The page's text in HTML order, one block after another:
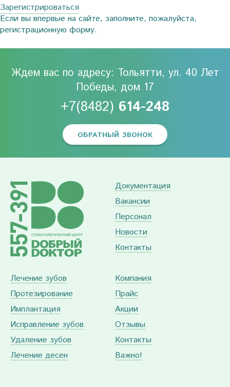
Зарегистрироваться
Если вы впервые на сайте, заполните, пожалуйста,
регистрационную форму.
Ждем вас по адресу: Тольятти, ул. 40 Лет
Победы, дом 17
+7(8482) 614-248
ОБРАТНЫЙ ЗВОНОК
Документация
Вакансии
Персонал
Новости
Контакты
Лечение зубов
Протезирование
Имплантация
Исправление зубов
Удаление зубов
Лечение десен
Компания
Прайс
Акции
Отзывы
Контакты
Важно!